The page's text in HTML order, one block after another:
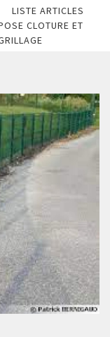
LISTE ARTICLES
CLOTURE ET